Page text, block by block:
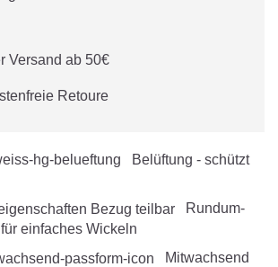
Versand ab 50€
Retoure
Belüftung - schützt
Rundum-
einfaches Wickeln
Mitwachsend